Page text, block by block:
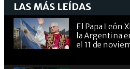
LAS MÁS LEÍDAS
El Papa León
la Argentina
el 11 de